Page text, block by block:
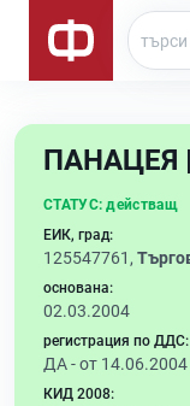
ПАНАЦЕЯ
СТАТУС: действащ
ЕИК, град:
125547761,
основана:
02.03.2004
регистрация по ДДС:
ДА - от 14.06.2004
КИД 2008: